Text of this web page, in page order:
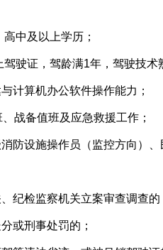
中及以上学历；
驾驶证，驾龄满1年，驾驶技
计算机办公软件操作能力；
战备值班及应急救援工作；
防设施操作员（监控方向）
纪检监察机关立案审查调查的
或刑事处罚的；